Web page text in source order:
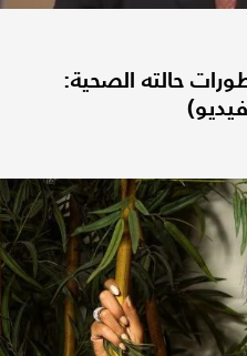
حالته الصحية: